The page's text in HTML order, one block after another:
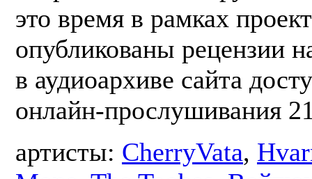
это время в рамках
опубликованы рецензии
в аудиоархиве сайта
онлайн-прослушивания
артисты: CherryVata,